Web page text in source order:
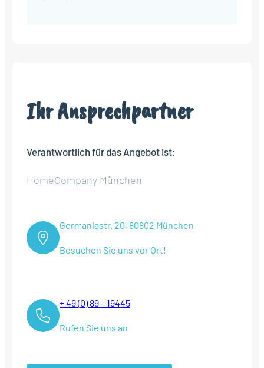
Ihr Ansprechpartner
Verantwortlich für das Angebot ist:
HomeCompany München
Germaniastr. 20, 80802 München
Besuchen Sie uns vor Ort!
+ 49 (0) 89 – 19445
Rufen Sie uns an